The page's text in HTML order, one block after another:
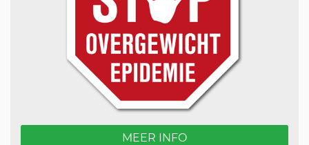
MEER INFO